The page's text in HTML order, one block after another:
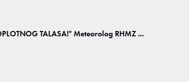
TALASA!" Meteorolog RHMZ ...